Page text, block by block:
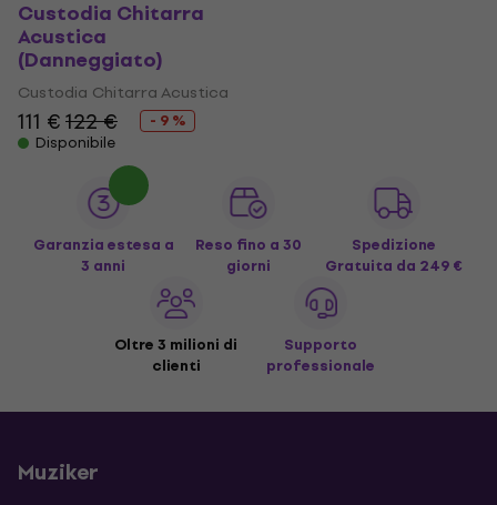
Custodia Chitarra
Acustica
(Danneggiato)
Custodia Chitarra Acustica
111 €122 €
- 9 %
Disponibile
Garanzia estesa a
3 anni
Reso fino a 30
giorni
Spedizione
Gratuita da 249 €
Oltre 3 milioni di
clienti
Supporto
professionale
Muziker